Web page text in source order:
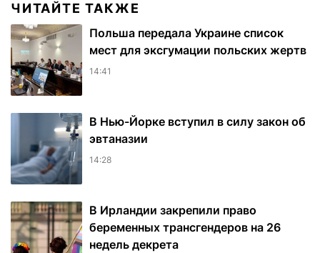
ЧИТАЙТЕ ТАКЖЕ
Польша передала Украине список
мест для эксгумации польских жертв
14:41
В Нью-Йорке вступил в силу закон об
эвтаназии
14:28
В Ирландии закрепили право
беременных трансгендеров на 26
недель декрета